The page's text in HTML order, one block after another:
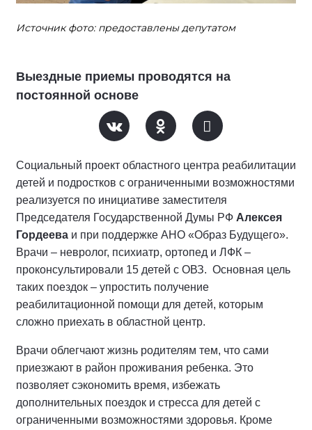
Источник фото: предоставлены депутатом
Выездные приемы проводятся на
постоянной основе
Социальный проект областного центра реабилитации
детей и подростков с ограниченными возможностями
реализуется по инициативе заместителя
Председателя Государственной Думы РФ Алексея
Гордеева и при поддержке АНО «Образ Будущего».
Врачи – невролог, психиатр, ортопед и ЛФК –
проконсультировали 15 детей с ОВЗ. Основная цель
таких поездок – упростить получение
реабилитационной помощи для детей, которым
сложно приехать в областной центр.
Врачи облегчают жизнь родителям тем, что сами
приезжают в район проживания ребенка. Это
позволяет сэкономить время, избежать
дополнительных поездок и стресса для детей с
ограниченными возможностями здоровья. Кроме